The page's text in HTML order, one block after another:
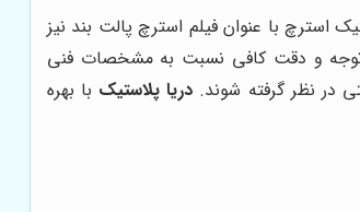
استرچ با عنوان فیلم استرچ پالت بند نیز
توجه و دقت کافی نسبت به مشخصات فنی
در نظر گرفته شوند. دریا پلاستیک با بهره